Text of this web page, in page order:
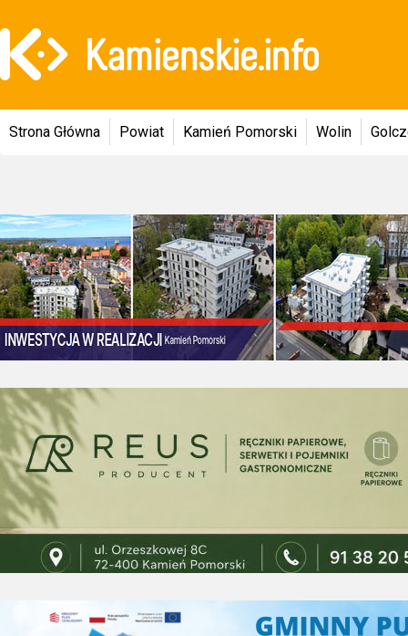
Strona Główna Powiat Kamień Pomorski Wolin